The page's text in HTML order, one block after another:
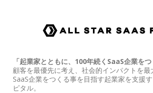
「起業家とともに、100年続くSaaS企業をつ
顧客を最優先に考え、社会的インパクトを
SaaS企業をつくる事を目指す起業家を支援
ピタル。